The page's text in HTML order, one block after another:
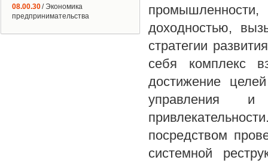
доходностью,
стратегии
себя комплекс
достижение
управления и
посредством
системной
08.00.30/ Экономика
предпринимательства